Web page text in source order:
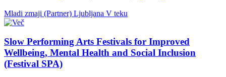
Mladi zmaji (Partner) Ljubljana V teku
Slow Performing Arts Festivals for Improved
Wellbeing, Mental Health and Social Inclusion
(Festival SPA)